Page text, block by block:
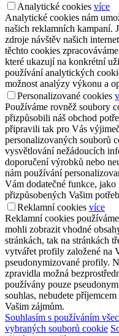
Analytické cookies více
Analytické cookies nám
našich reklamních kampaní.
zdroje návštěv našich
těchto cookies
které ukazují na konkrétní
používání analytických
možnost analýzy výkonu a
Personalizované cookies
Používáme rovněž soubory
přizpůsobili náš obchod
připravili tak pro Vás
personalizovaných souborů
vysvětlování nežádoucích
doporučení výrobků nebo
nám používání
Vám dodatečné funkce,
přizpůsobených Vašim
Reklamní cookies více
Reklamní cookies
mohli zobrazit vhodné
stránkách, tak na stránkách
vytvářet profily založené na
pseudonymizované profily.
zpravidla možná
používány pouze
souhlas, nebudete
Vašim zájmům.
Souhlasím s používáním
vybraných souborů cookie